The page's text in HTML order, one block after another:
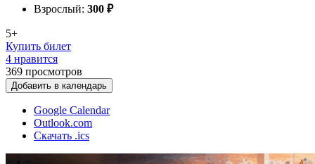
Взрослый: 300 ₽
5+
Купить билет
4 нравится
369 просмотров
Добавить в календарь
Google Calendar
Outlook.com
Скачать .ics